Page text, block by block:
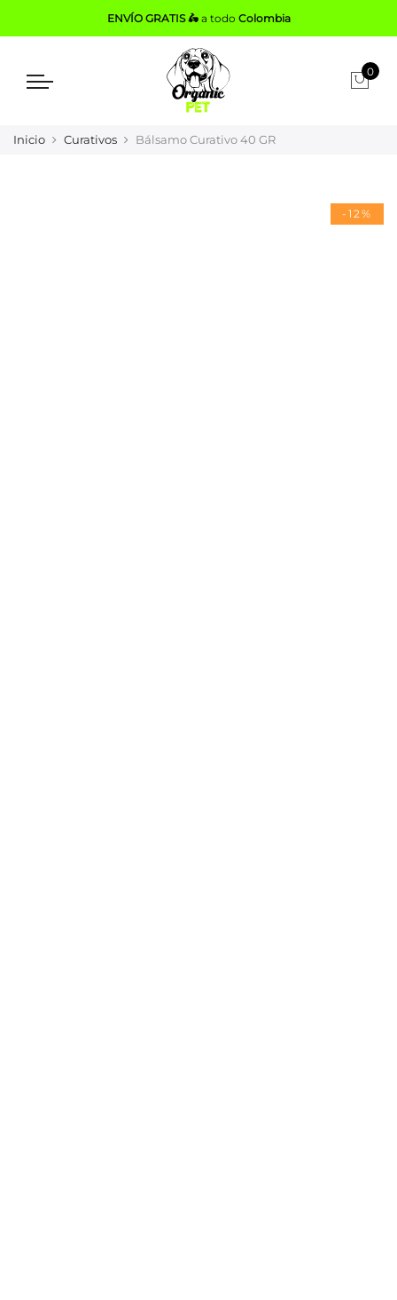
ENVÍO GRATIS 🛵a todo Colombia
0
Inicio Curativos Bálsamo Curativo 40 GR
-12%